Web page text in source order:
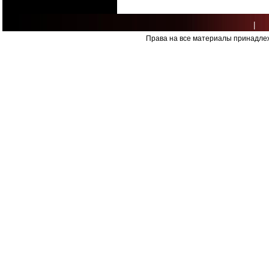
Права на все материалы